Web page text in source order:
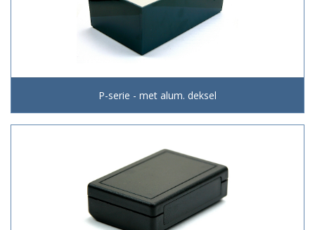
P-serie - met alum. deksel